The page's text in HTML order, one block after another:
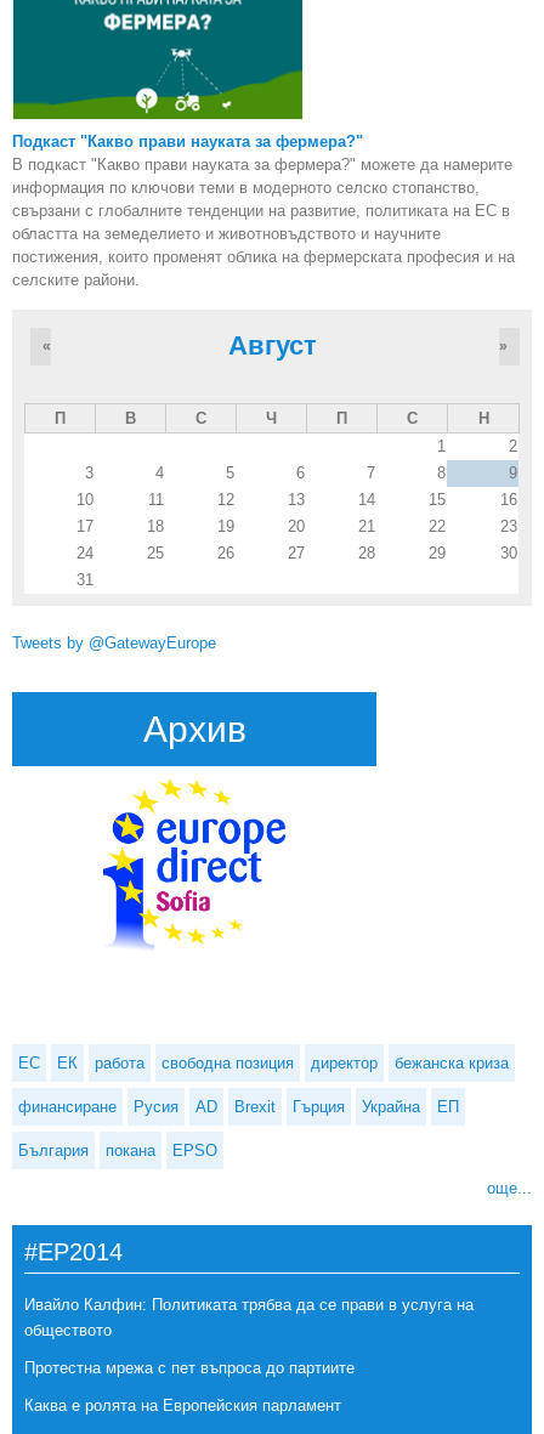
Подкаст "Какво прави науката за фермера?"
В подкаст "Какво прави науката за фермера?" можете да намерите
информация по ключови теми в модерното селско стопанство,
свързани с глобалните тенденции на развитие, политиката на ЕС в
областта на земеделието и животновъдството и научните
постижения, които променят облика на фермерската професия и на
селските райони.
Август
« »
П В С Ч П С
Н
1
2
3
4 5 6 7 8
9
10
11 12 13 14 15
16
17
18 19 20 21 22
23
24
25 26 27 28 29
30
31
Tweets by @GatewayEurope
Архив
ЕС ЕК работа свободна позиция директор бежанска криза
финансиране Русия AD Brexit Гърция Украйна ЕП
България покана EPSO
още...
#EP2014
Ивайло Калфин: Политиката трябва да се прави в услуга на
обществото
Протестна мрежа с пет въпроса до партиите
Каква е ролята на Европейския парламент